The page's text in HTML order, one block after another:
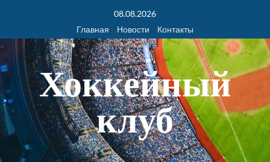
08.08.2026
Главная
Новости Контакты
Хоккейный
клуб